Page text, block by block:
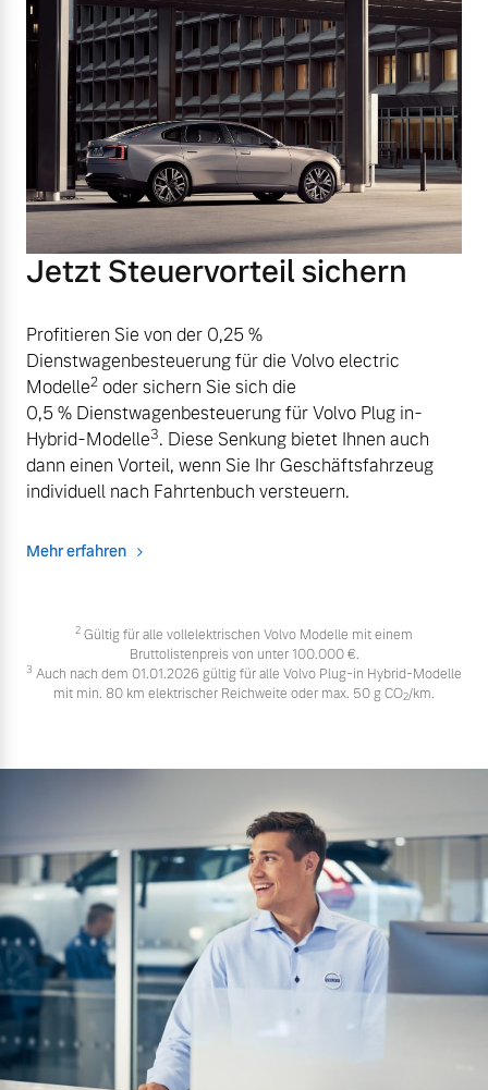
Jetzt Steuervorteil sichern
Profitieren Sie von der 0,25 %
Dienstwagenbesteuerung für die Volvo electric
Modelle2 oder sichern Sie sich die
0,5 % Dienstwagenbesteuerung für Volvo Plug in-
Hybrid-Modelle3. Diese Senkung bietet Ihnen auch
dann einen Vorteil, wenn Sie Ihr Geschäftsfahrzeug
individuell nach Fahrtenbuch versteuern.
Mehr erfahren
2 Gültig für alle vollelektrischen Volvo Modelle mit einem
Bruttolistenpreis von unter 100.000 €.
3 Auch nach dem 01.01.2026 gültig für alle Volvo Plug-in Hybrid-Modelle
mit min. 80 km elektrischer Reichweite oder max. 50 g CO2/km.